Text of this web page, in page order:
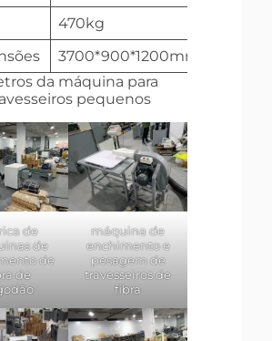
470kg
3700*900*1200mm
da máquina para
pequenos
de
de
de
de
máquina de
enchimento e
pesagem de
travesseiros de
fibra